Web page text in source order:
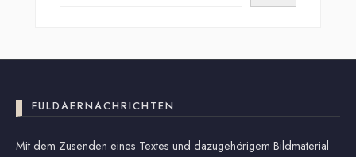
FULDAERNACHRICHTEN
Mit dem Zusenden eines Textes und dazugehörigem Bildmaterial